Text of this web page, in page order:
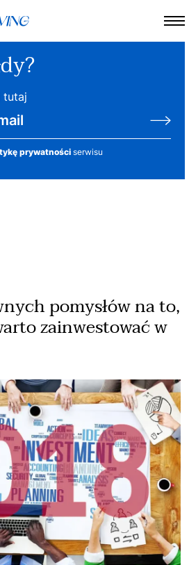
tutaj
prywatności serwisu
pomysłów na to,
zainwestować w